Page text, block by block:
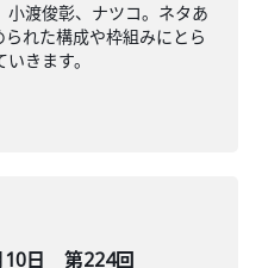
小渡俊彰、ナツコ。ネタあ
れた構成や枠組みにとら
きます。
10日 第224回